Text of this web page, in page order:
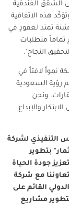
الشقق الفندقية
هذه الاتفاقية
تمتد لعقودٍ في
تماماً متطلبات
النجاح".
نمواً لافتاً في
رؤية السعودية
ونحن
والإبداع
التنفيذي لشركة
بتطوير
جودة الحياة
مع شركة
القائم على
مشاريع